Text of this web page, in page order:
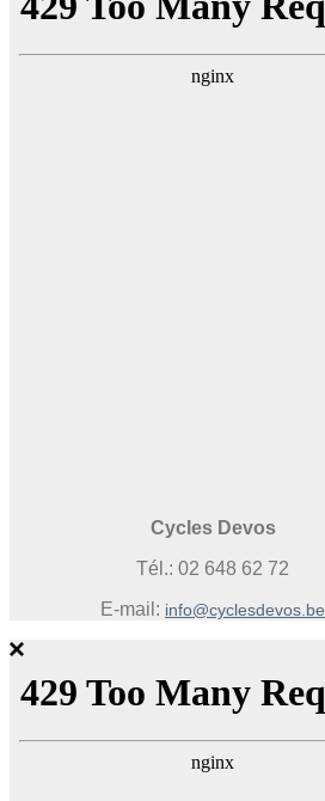
Cycles Devos
Tél.: 02 648 62 72
E-mail: info@cyclesdevos.be